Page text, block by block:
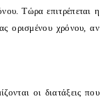
Tώρα επιτρέπεται η
ορισμένου χρόνου, αν
οι διατάξεις που